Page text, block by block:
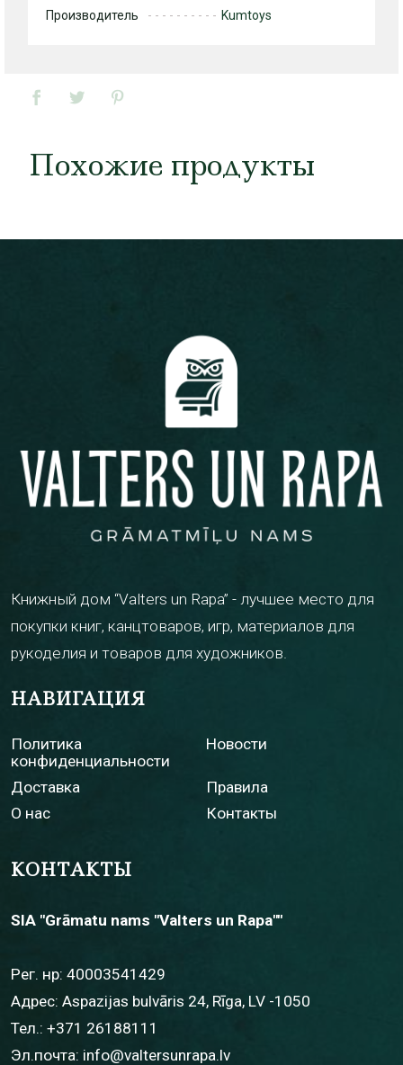
Производитель
Kumtoys
Похожие продукты
Книжный дом “Valters un Rapa” - лучшее место для
покупки книг, канцтоваров, игр, материалов для
рукоделия и товаров для художников.
НАВИГАЦИЯ
Политика
конфиденциальности
Новости
Доставка
Правила
О нас
Контакты
КОНТАКТЫ
SIA "Grāmatu nams "Valters un Rapa""
Рег. нр: 40003541429
Адрес: Aspazijas bulvāris 24, Rīga, LV -1050
Тел.: +371 26188111
Эл.почта: info@valtersunrapa.lv